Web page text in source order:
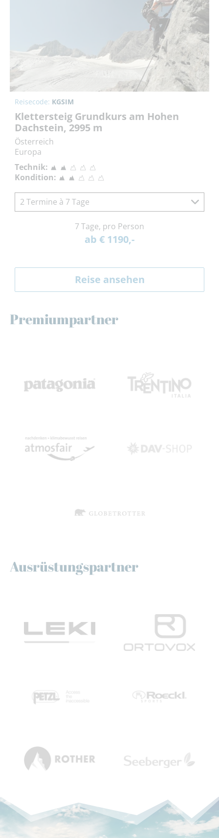
Reisecode: KGSIM
Klettersteig Grundkurs am Hohen
Dachstein, 2995 m
Österreich
Europa
Technik:
Kondition:
2 Termine à 7 Tage
7 Tage, pro Person
ab € 1190,-
Reise ansehen
Premiumpartner
Ausrüstungspartner